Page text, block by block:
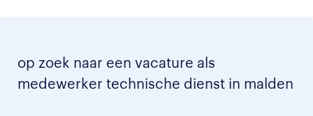
op zoek naar een vacature als
medewerker technische dienst in malden